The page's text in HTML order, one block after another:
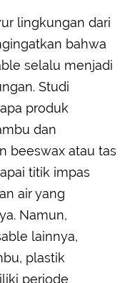
lingkungan dari
bahwa
selalu menjadi
Studi
produk
dan
beeswax atau tas
titik impas
air yang
Namun,
lainnya,
plastik
periode